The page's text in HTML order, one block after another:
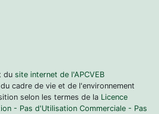
du site internet de l'APCVEB
cadre de vie et de l'environnement
selon les termes de la Licence
- Pas d'Utilisation Commerciale - Pas